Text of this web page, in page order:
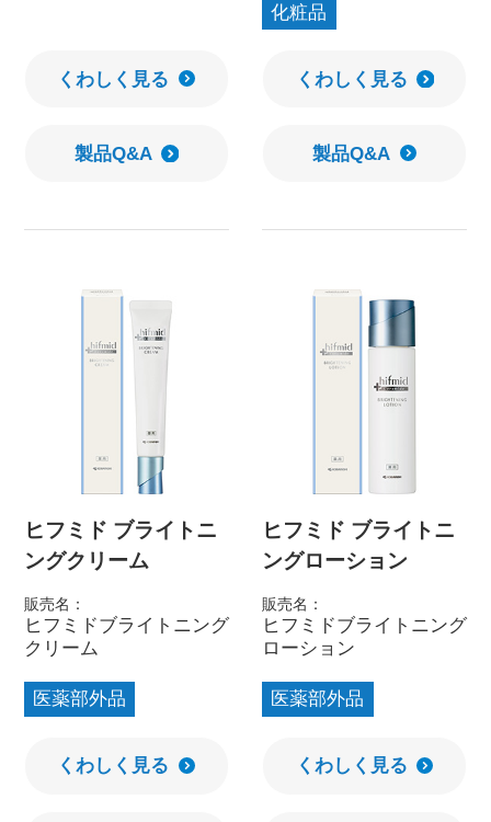
くわしく見る
製品Q&A
化粧品
くわしく見る
製品Q&A
ヒフミド ブライトニ
ングクリーム
販売名：
ヒフミドブライトニング
クリーム
医薬部外品
くわしく見る
ヒフミド ブライトニ
ングローション
販売名：
ヒフミドブライトニング
ローション
医薬部外品
くわしく見る